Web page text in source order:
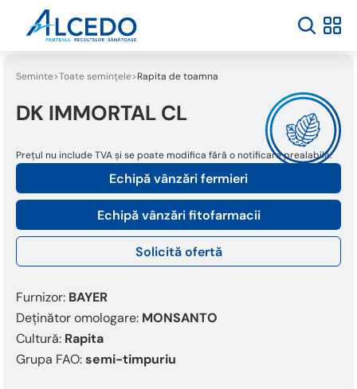
Seminte Toate semințele Rapita de toamna
DK IMMORTAL CL
Echipă vânzări fermieri
Echipă vânzări fitofarmacii
Solicită ofertă
Prețul nu include TVA și se poate modifica fără o notificare prealabilă.
Furnizor: BAYER
Deținător omologare: MONSANTO
Cultură: Rapita
Grupa FAO:semi-timpuriu